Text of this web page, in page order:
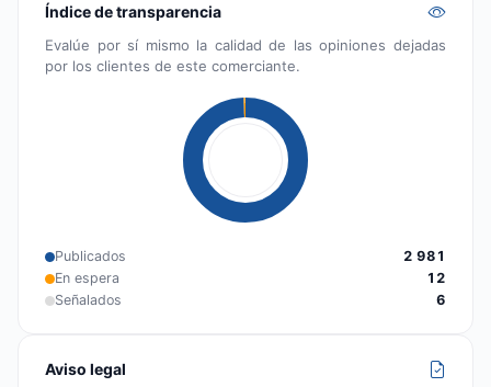
Índice de transparencia
Evalúe por sí mismo la calidad de las opiniones dejadas
por los clientes de este comerciante.
Publicados
2 981
En espera
12
Señalados
6
Aviso legal